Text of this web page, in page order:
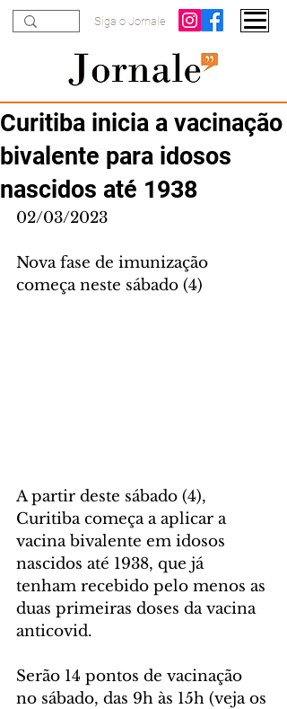
Siga o Jornale
Curitiba inicia a vacinação
bivalente para idosos
nascidos até 1938
02/03/2023
Nova fase de imunização
começa neste sábado (4)
A partir deste sábado (4),
Curitiba começa a aplicar a
vacina bivalente em idosos
nascidos até 1938, que já
tenham recebido pelo menos as
duas primeiras doses da vacina
anticovid.
Serão 14 pontos de vacinação
no sábado, das 9h às 15h (veja os